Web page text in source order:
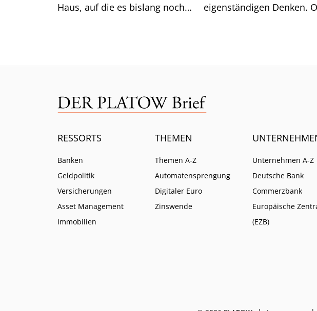
Haus, auf die es bislang noch
eigenständigen Denken.
RESSORTS
Banken
Geldpolitik
Versicherungen
Asset Management
Immobilien
THEMEN
Themen A-Z
Automatensprengung
Digitaler Euro
Zinswende
Unternehmen A-Z
Deutsche Bank
Commerzbank
Europäische
(EZB)